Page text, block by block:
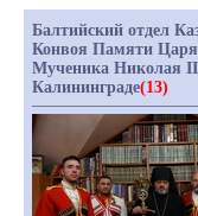
Балтийский отдел
Конвоя Памяти Царя
Мученика Николая
Калининграде(13)